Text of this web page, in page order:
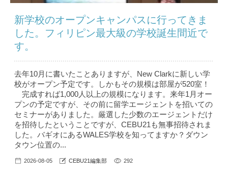
新学校のオープンキャンパスに行ってきま
した。フィリピン最大級の学校誕生間近で
す。
去年10月に書いたことありますが、New Clarkに新しい学
校がオープン予定です。しかもその規模は部屋が520室！
完成すれば1,000人以上の規模になります。来年1月オー
プンの予定ですが、その前に留学エージェントを招いての
セミナーがありました。厳選した少数のエージェントだけ
を招待したということですが、CEBU21も無事招待されま
した。バギオにあるWALES学校を知ってますか？ダウン
タウン位置の...
2026-08-05 CEBU21編集部 292